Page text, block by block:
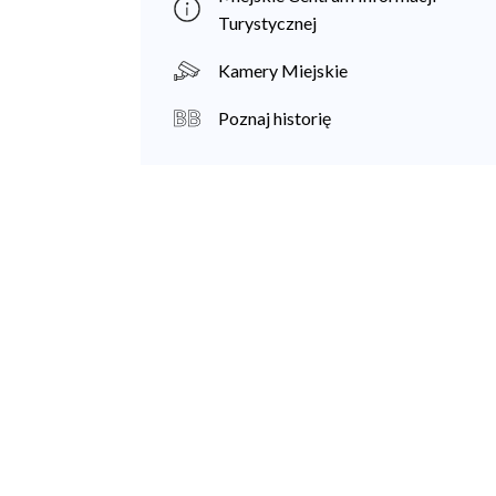
a
n
e
Turystycznej
Kamery Miejskie
Poznaj historię